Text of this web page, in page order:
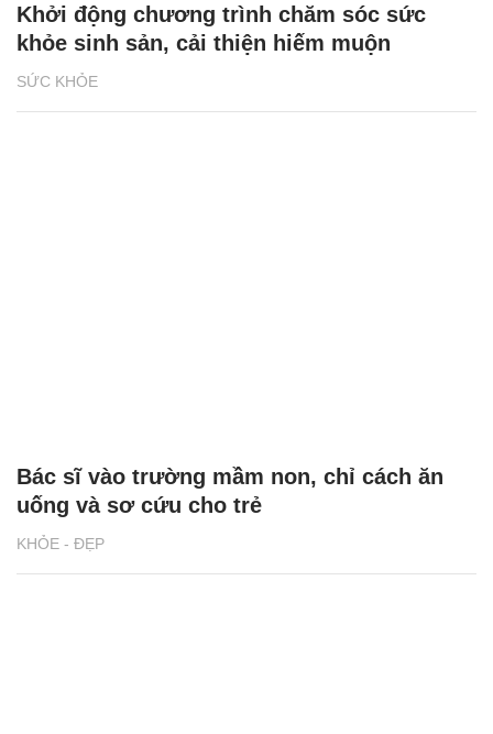
SỨC KHỎE
Khởi động chương trình chăm sóc sức
khỏe sinh sản, cải thiện hiếm muộn
KHỎE - ĐẸP
Bác sĩ vào trường mầm non, chỉ cách ăn
uống và sơ cứu cho trẻ